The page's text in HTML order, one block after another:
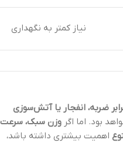
نیاز کمتر به نگهداری
ضربه، انفجار یا آتش‌سوزی
بود. اما اگر وزن سبک، سرعت
اهمیت بیشتری داشته باشد،